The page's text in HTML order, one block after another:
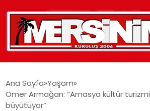
YAŞAM
Ana Sayfa Yaşam
Ömer Armağan: “Amasya kültür
büyütüyor”